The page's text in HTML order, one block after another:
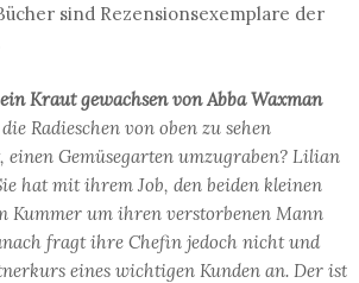
sind Rezensionsexemplare der
Kraut gewachsen von Abba Waxman
Radieschen von oben zu sehen
einen Gemüsegarten umzugraben? Lilian
hat mit ihrem Job, den beiden kleinen
Kummer um ihren verstorbenen Mann
fragt ihre Chefin jedoch nicht und
eines wichtigen Kunden an. Der ist